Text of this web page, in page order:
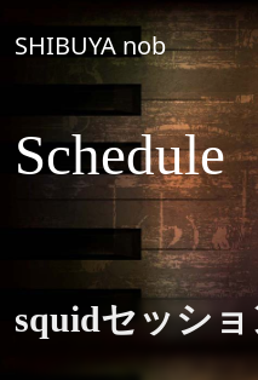
コンテンツへスキップ
メインナビゲー
SHIBUYA nob
Schedule
squidセッショ